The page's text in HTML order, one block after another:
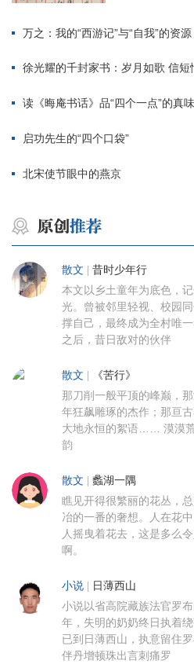
万之：我的“西游记”与“自我”的资源
徐光耀的千封家书：岁月如歌 信短
读《晦庵书话》品“四个一点”的真味
启功先生的“四个口袋”
北宋使节眼中的燕京
散文 昔时少年行
本文以乡土童年为底色，
光。曾被邻里轻视、校园
撑自己，最终成为全村唯
之后，昔日敌对的伙伴
散文 《苦行》
那刀削一般平顶的峰巅，
年狂飙雕琢的杰作；那亘
大地永恒的絮语…… 漠漠
韵
散文 蠡湖一隅
瞧见开得很繁丽的花丛，
冶的一番的奢想。人在花
人摇曳着花去，这是多么
啊。
小说 日薄西山
小说以省高院藏族法官罗
年，失明的奶奶终日执着
已到日薄西山，执意留住
伴丹增顿珠出言刺痛罗